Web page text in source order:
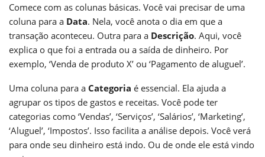
Comece com as colunas básicas. Você vai precisar de uma
coluna para a Data. Nela, você anota o dia em que a
transação aconteceu. Outra para a Descrição. Aqui, você
explica o que foi a entrada ou a saída de dinheiro. Por
exemplo, ‘Venda de produto X’ ou ‘Pagamento de aluguel’.
Uma coluna para a Categoria é essencial. Ela ajuda a
agrupar os tipos de gastos e receitas. Você pode ter
categorias como ‘Vendas’, ‘Serviços’, ‘Salários’, ‘Marketing’,
‘Aluguel’, ‘Impostos’. Isso facilita a análise depois. Você verá
para onde seu dinheiro está indo. Ou de onde ele está vindo